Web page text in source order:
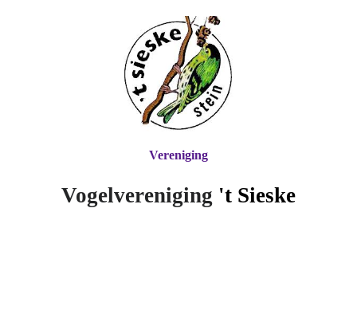
Vogelvereniging 't Sieske
Vereniging